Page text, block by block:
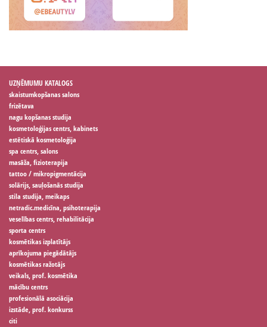
UZŅĒMUMU KATALOGS
skaistumkopšanas salons
frizētava
nagu kopšanas studija
kosmetoloģijas centrs, kabinets
estētiskā kosmetoloģija
spa centrs, salons
masāža, fizioterapija
tattoo / mikropigmentācija
solārijs, sauļošanās studija
stila studija, meikaps
netradic.medicīna, psihoterapija
veselības centrs, rehabilitācija
sporta centrs
kosmētikas izplatītājs
aprīkojuma piegādātājs
kosmētikas ražotājs
veikals, prof. kosmētika
mācību centrs
profesionālā asociācija
izstāde, prof. konkurss
citi